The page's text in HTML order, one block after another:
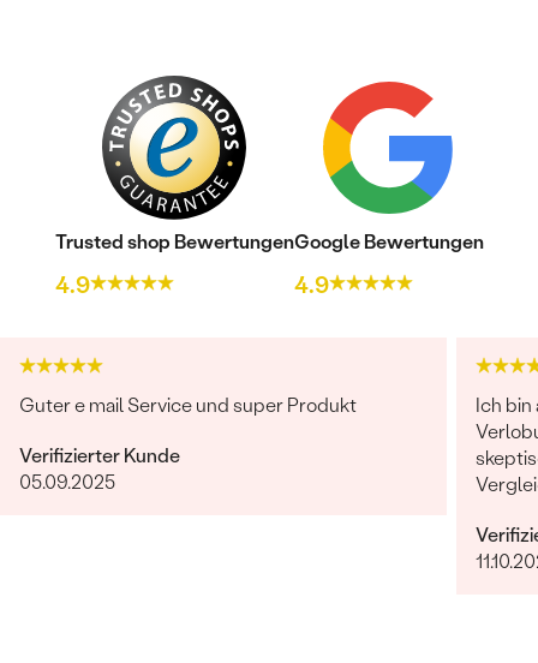
Trusted shop Bewertungen
4.9
Google Bewertungen
4.9
Guter e mail Service und super Produkt
Verifizierter Kunde
05.09.2025
Ich bin
ich
mit